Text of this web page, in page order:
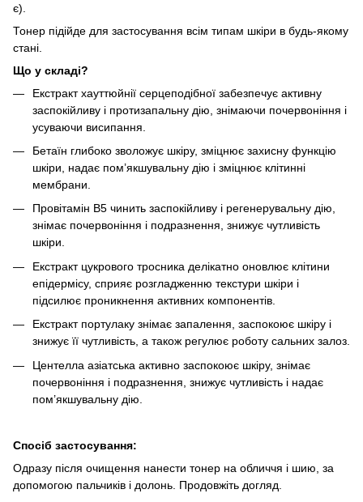
є).
Тонер підійде для застосування всім типам шкіри в будь-якому
стані.
Що у складі?
Екстракт хауттюйнії серцеподібної забезпечує активну
заспокійливу і протизапальну дію, знімаючи почервоніння і
усуваючи висипання.
Бетаїн глибоко зволожує шкіру, зміцнює захисну функцію
шкіри, надає пом’якшувальну дію і зміцнює клітинні
мембрани.
Провітамін В5 чинить заспокійливу і регенерувальну дію,
знімає почервоніння і подразнення, знижує чутливість
шкіри.
Екстракт цукрового тросника делікатно оновлює клітини
епідермісу, сприяє розгладженню текстури шкіри і
підсилює проникнення активних компонентів.
Екстракт портулаку знімає запалення, заспокоює шкіру і
знижує її чутливість, а також регулює роботу сальних залоз.
Центелла азіатська активно заспокоює шкіру, знімає
почервоніння і подразнення, знижує чутливість і надає
пом’якшувальну дію.
Спосіб застосування:
Одразу після очищення нанести тонер на обличчя і шию, за
допомогою пальчиків і долонь. Продовжіть догляд.